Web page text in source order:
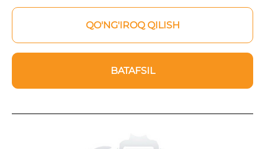
QO'NG'IROQ QILISH
BATAFSIL